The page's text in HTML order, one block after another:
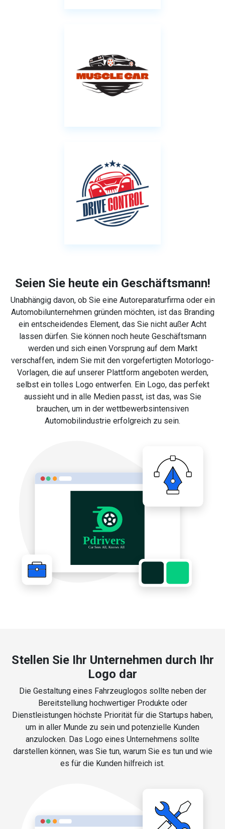
Seien Sie heute ein Geschäftsmann!
Unabhängig davon, ob Sie eine Autoreparaturfirma oder ein
Automobilunternehmen gründen möchten, ist das Branding
ein entscheidendes Element, das Sie nicht außer Acht
lassen dürfen. Sie können noch heute Geschäftsmann
werden und sich einen Vorsprung auf dem Markt
verschaffen, indem Sie mit den vorgefertigten Motorlogo-
Vorlagen, die auf unserer Plattform angeboten werden,
selbst ein tolles Logo entwerfen. Ein Logo, das perfekt
aussieht und in alle Medien passt, ist das, was Sie
brauchen, um in der wettbewerbsintensiven
Automobilindustrie erfolgreich zu sein.
Stellen Sie Ihr Unternehmen durch Ihr
Logo dar
Die Gestaltung eines Fahrzeuglogos sollte neben der
Bereitstellung hochwertiger Produkte oder
Dienstleistungen höchste Priorität für die Startups haben,
um in aller Munde zu sein und potenzielle Kunden
anzulocken. Das Logo eines Unternehmens sollte
darstellen können, was Sie tun, warum Sie es tun und wie
es für die Kunden hilfreich ist.